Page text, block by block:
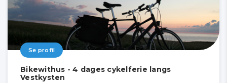
Se profil
Bikewithus - 4 dages cykelferie langs
Vestkysten